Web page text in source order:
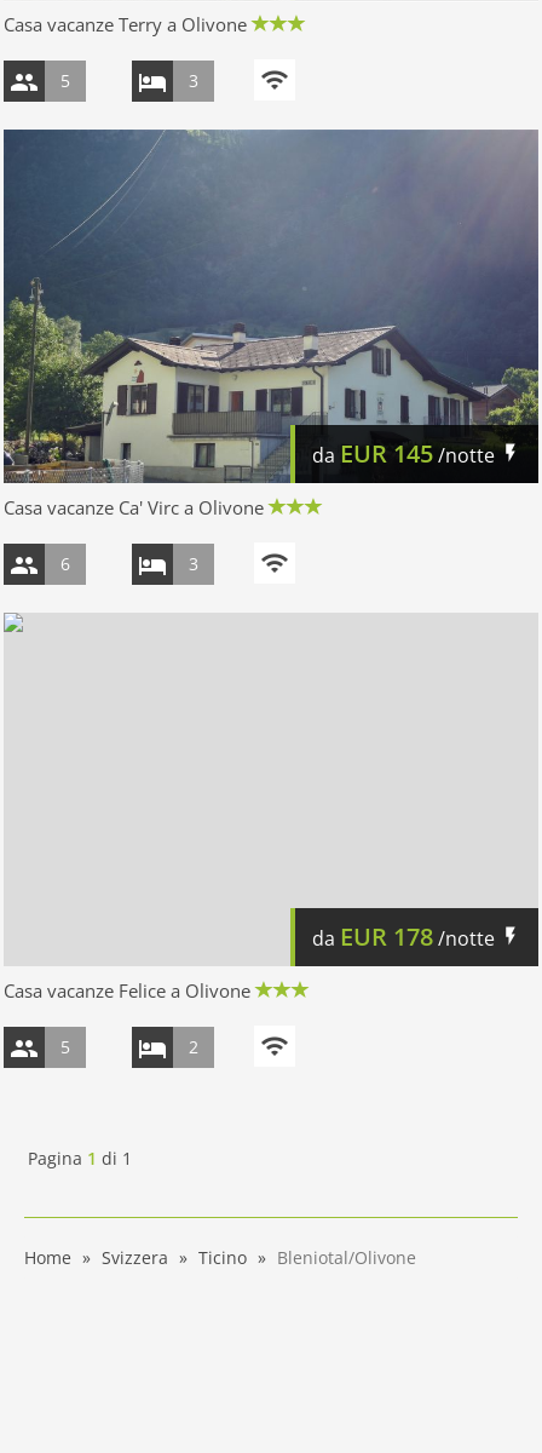
Casa vacanze Terry a Olivone
5 3
da EUR 145/notte
Casa vacanze Ca' Virc a Olivone
6 3
da EUR 178/notte
Casa vacanze Felice a Olivone
5 2
Pagina 1 di 1
Home Svizzera Ticino Bleniotal/Olivone